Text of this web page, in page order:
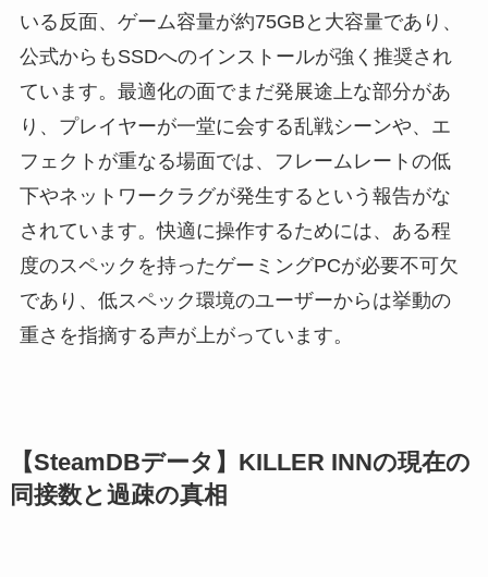
いる反面、ゲーム容量が約75GBと大容量であり、
公式からもSSDへのインストールが強く推奨され
ています。最適化の面でまだ発展途上な部分があ
り、プレイヤーが一堂に会する乱戦シーンや、エ
フェクトが重なる場面では、フレームレートの低
下やネットワークラグが発生するという報告がな
されています。快適に操作するためには、ある程
度のスペックを持ったゲーミングPCが必要不可欠
であり、低スペック環境のユーザーからは挙動の
重さを指摘する声が上がっています。
【SteamDBデータ】KILLER INNの現在の
同接数と過疎の真相